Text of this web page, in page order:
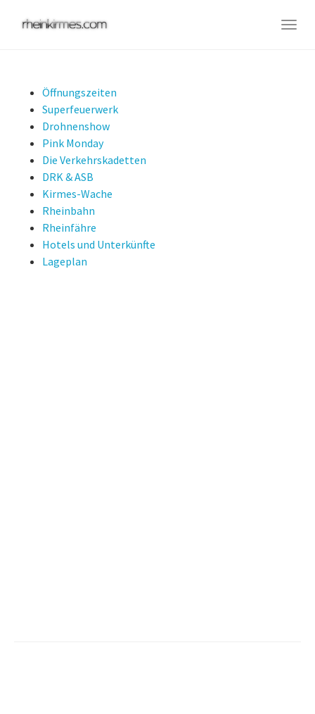
Öffnungszeiten
Superfeuerwerk
Drohnenshow
Pink Monday
Die Verkehrskadetten
DRK & ASB
Kirmes-Wache
Rheinbahn
Rheinfähre
Hotels und Unterkünfte
Lageplan